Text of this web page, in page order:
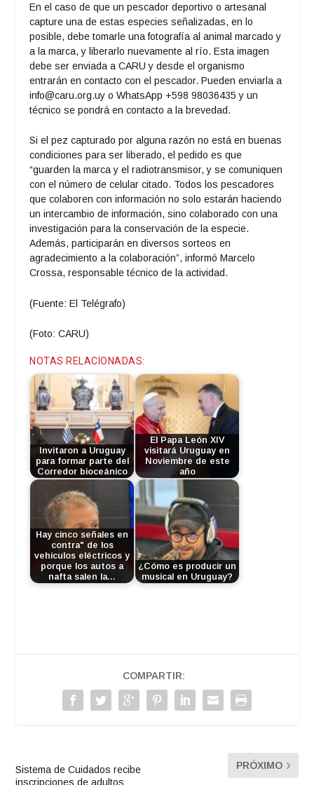
En el caso de que un pescador deportivo o artesanal
capture una de estas especies señalizadas, en lo
posible, debe tomarle una fotografía al animal marcado y
a la marca, y liberarlo nuevamente al río. Esta imagen
debe ser enviada a CARU y desde el organismo
entrarán en contacto con el pescador. Pueden enviarla a
info@caru.org.uy o WhatsApp +598 98036435 y un
técnico se pondrá en contacto a la brevedad.
Si el pez capturado por alguna razón no está en buenas
condiciones para ser liberado, el pedido es que
“guarden la marca y el radiotransmisor, y se comuniquen
con el número de celular citado. Todos los pescadores
que colaboren con información no solo estarán haciendo
un intercambio de información, sino colaborado con una
investigación para la conservación de la especie.
Además, participarán en diversos sorteos en
agradecimiento a la colaboración”, informó Marcelo
Crossa, responsable técnico de la actividad.
(Fuente: El Telégrafo)
(Foto: CARU)
NOTAS RELACIONADAS:
Invitaron a Uruguay
para formar parte del
Corredor bioceánico
El Papa León XIV
visitará Uruguay en
Noviembre de este
año
Hay cinco señales en
contra" de los
vehículos eléctricos y
porque los autos a
nafta salen la…
¿Cómo es producir un
musical en Uruguay?
COMPARTIR:
Sistema de Cuidados recibe
inscripciones de adultos
PRÓXIMO